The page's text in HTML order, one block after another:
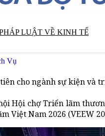
LUẬT VỀ KINH TẾ
Vụ
cho ngành sự kiện và
Hội chợ Triển lãm
Việt Nam 2026 (VEEW